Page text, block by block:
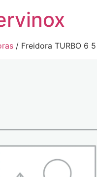
/ Freidora TURBO 6